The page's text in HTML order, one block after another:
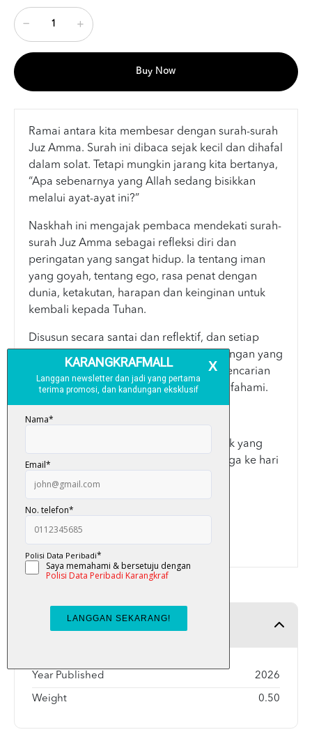
Buy Now
Ramai antara kita membesar dengan surah-surah
Juz Amma. Surah ini dibaca sejak kecil dan dihafal
dalam solat. Tetapi mungkin jarang kita bertanya,
“Apa sebenarnya yang Allah sedang bisikkan
melalui ayat-ayat ini?”
Naskhah ini mengajak pembaca mendekati surah-
surah Juz Amma sebagai refleksi diri dan
peringatan yang sangat hidup. Ia tentang iman
yang goyah, tentang ego, rasa penat dengan
dunia, ketakutan, harapan dan keinginan untuk
kembali kepada Tuhan.
Disusun secara santai dan reflektif, dan setiap
surah membawa tema ringkas dan renungan yang
dekat dengan realiti hari ini; tekanan, pencarian
diri, rasa kosong dan keinginan untuk difahami.
Sesungguhnya al-Quran adalah petunjuk yang
tiada sebarang keraguan padanya hingga ke hari
Halaman - 376 halaman
Year Published 2026
Weight 0.50